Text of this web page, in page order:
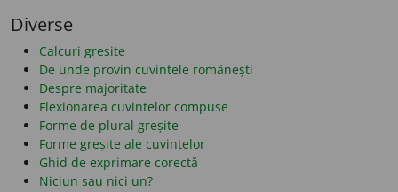
Diverse
Calcuri greșite
De unde provin cuvintele românești
Despre majoritate
Flexionarea cuvintelor compuse
Forme de plural greșite
Forme greșite ale cuvintelor
Ghid de exprimare corectă
Niciun sau nici un?